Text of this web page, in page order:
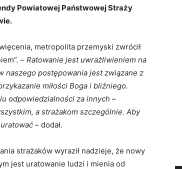
Powiatowej Państwowej Straży
metropolita przemyski zwrócił
– Ratowanie jest uwrażliwieniem na
naszego postępowania jest związane z
miłości Boga i bliźniego.
odpowiedzialności za innych –
a strażakom szczególnie. Aby
– dodał.
strażaków wyraził nadzieje, że nowy
jest uratowanie ludzi i mienia od